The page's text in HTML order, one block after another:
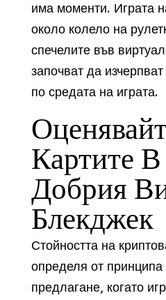
има моменти. Играта
около колело на
спечелите във
започват да
по средата на играта.
Картите
Добрия
Блекджек
Стойността на
определя от принципа
предлагане, когато